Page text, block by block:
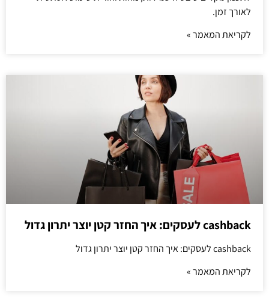
לאורך זמן.
לקריאת המאמר »
cashback לעסקים: איך החזר קטן יוצר יתרון גדול
cashback לעסקים: איך החזר קטן יוצר יתרון גדול
לקריאת המאמר »